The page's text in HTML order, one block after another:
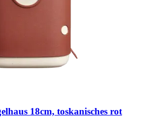
18cm, toskanisches rot